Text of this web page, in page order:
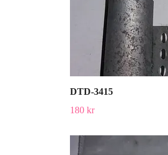
DTD-3415
180 kr